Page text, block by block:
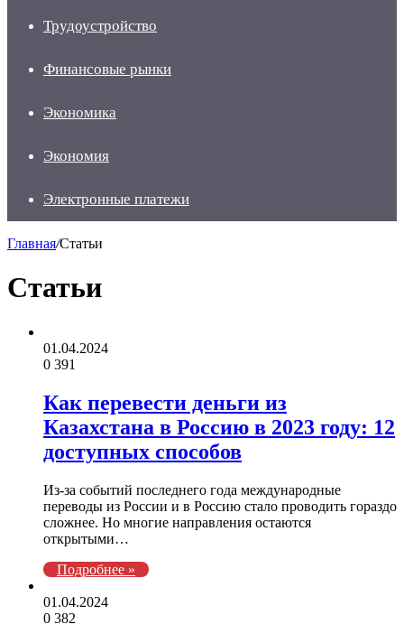
Трудоустройство
Финансовые рынки
Экономика
Экономия
Электронные платежи
Главная/Статьи
Статьи
01.04.2024
0 391
Как перевести деньги из
Казахстана в Россию в 2023 году: 12
доступных способов
Из-за событий последнего года международные
переводы из России и в Россию стало проводить гораздо
сложнее. Но многие направления остаются
открытыми…
Подробнее »
01.04.2024
0 382